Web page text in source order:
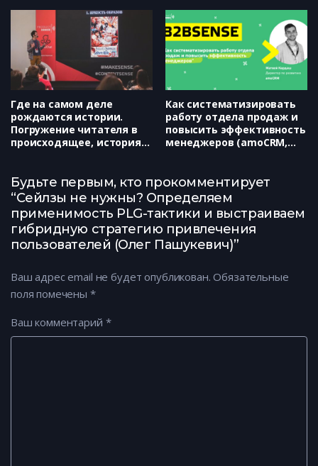
вложенных денег. (Slon
Media & Tigermilk Media,
Герман Полещук)
Где на самом деле
рождаются истории.
Погружение читателя в
происходящее, история
Как систематизировать
работу отдела продаж и
повысить эффективность
менеджеров (amoCRM,
Будьте первым, кто прокомментирует
“Сейлзы не нужны? Определяем
применимость PLG-тактики и выстраиваем
гибридную стратегию привлечения
пользователей (Олег Пашукевич)”
Ваш адрес email не будет опубликован. Обязательные
поля помечены *
Ваш комментарий *